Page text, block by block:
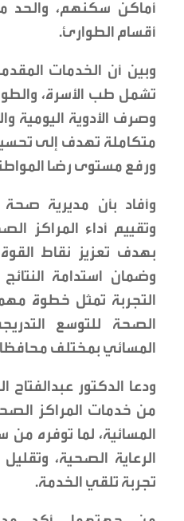
أماكن سكنهم، والحد
أقسام الطوارئ.
وبين أن الخدمات
تشمل طب الأسرة،
وصرف الأدوية اليومية
متكاملة تهدف إلى
ورفع مستوى رضا
وأفاد بأن مديرية صحة
وتقييم أداء المراكز
بهدف تعزيز نقاط
وضمان استدامة النتائج
التجربة تمثل خطوة
الصحة للتوسع
المسائي بمختلف
ودعا الدكتور عبدالفتاح
من خدمات المراكز
المسائية، لما توفره
الرعاية الصحية،
تجربة تلقي الخدمة.